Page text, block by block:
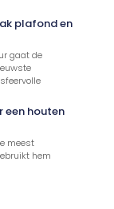
plafond en
gaat de
een houten
meest
hem